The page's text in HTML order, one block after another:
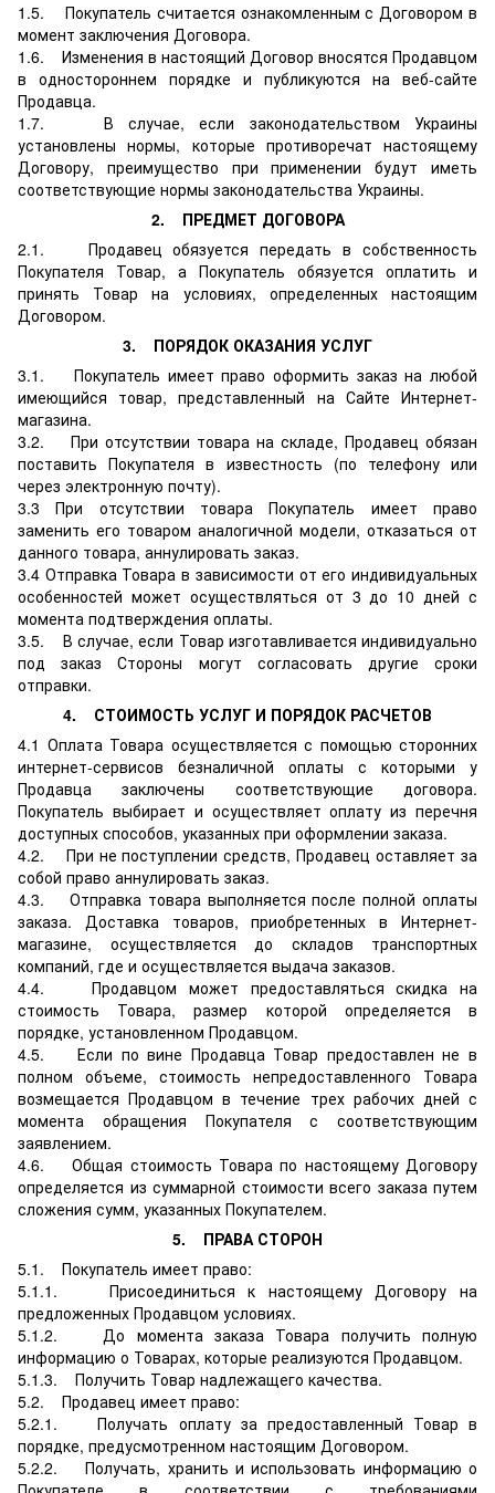
1.5. Покупатель считается ознакомленным с Договором в
момент заключения Договора.
1.6. Изменения в настоящий Договор вносятся Продавцом
в одностороннем порядке и публикуются на веб-сайте
Продавца.
1.7. В случае, если законодательством Украины
установлены нормы, которые противоречат настоящему
Договору, преимущество при применении будут иметь
соответствующие нормы законодательства Украины.
2. ПРЕДМЕТ ДОГОВОРА
2.1. Продавец обязуется передать в собственность
Покупателя Товар, а Покупатель обязуется оплатить и
принять Товар на условиях, определенных настоящим
Договором.
3. ПОРЯДОК ОКАЗАНИЯ УСЛУГ
3.1. Покупатель имеет право оформить заказ на любой
имеющийся товар, представленный на Сайте Интернет-
магазина.
3.2. При отсутствии товара на складе, Продавец обязан
поставить Покупателя в известность (по телефону или
через электронную почту).
3.3 При отсутствии товара Покупатель имеет право
заменить его товаром аналогичной модели, отказаться от
данного товара, аннулировать заказ.
3.4 Отправка Товара в зависимости от его индивидуальных
особенностей может осуществляться от 3 до 10 дней с
момента подтверждения оплаты.
3.5. В случае, если Товар изготавливается индивидуально
под заказ Стороны могут согласовать другие сроки
отправки.
4. СТОИМОСТЬ УСЛУГ И ПОРЯДОК РАСЧЕТОВ
4.1 Оплата Товара осуществляется с помощью сторонних
интернет-сервисов безналичной оплаты с которыми у
Продавца заключены соответствующие договора.
Покупатель выбирает и осуществляет оплату из перечня
доступных способов, указанных при оформлении заказа.
4.2. При не поступлении средств, Продавец оставляет за
собой право аннулировать заказ.
4.3. Отправка товара выполняется после полной оплаты
заказа. Доставка товаров, приобретенных в Интернет-
магазине, осуществляется до складов транспортных
компаний, где и осуществляется выдача заказов.
4.4. Продавцом может предоставляться скидка на
стоимость Товара, размер которой определяется в
порядке, установленном Продавцом.
4.5. Если по вине Продавца Товар предоставлен не в
полном объеме, стоимость непредоставленного Товара
возмещается Продавцом в течение трех рабочих дней с
момента обращения Покупателя с соответствующим
заявлением.
4.6. Общая стоимость Товара по настоящему Договору
определяется из суммарной стоимости всего заказа путем
сложения сумм, указанных Покупателем.
5. ПРАВА СТОРОН
5.1. Покупатель имеет право:
5.1.1. Присоединиться к настоящему Договору на
предложенных Продавцом условиях.
5.1.2. До момента заказа Товара получить полную
информацию о Товарах, которые реализуются Продавцом.
5.1.3. Получить Товар надлежащего качества.
5.2. Продавец имеет право:
5.2.1. Получать оплату за предоставленный Товар в
порядке, предусмотренном настоящим Договором.
5.2.2. Получать, хранить и использовать информацию о